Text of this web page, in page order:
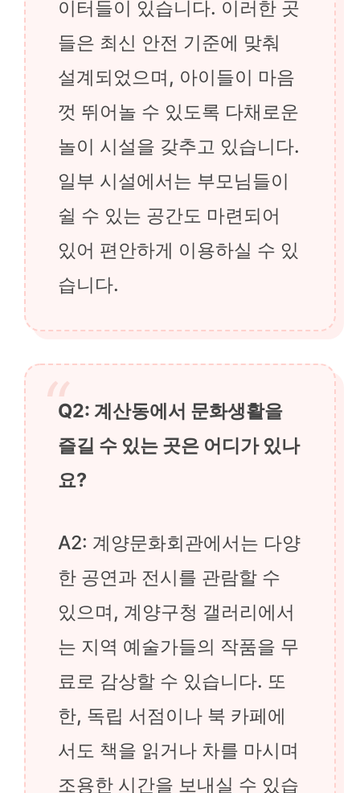
이터들이 있습니다. 이러한 곳
들은 최신 안전 기준에 맞춰
설계되었으며, 아이들이 마음
껏 뛰어놀 수 있도록 다채로운
놀이 시설을 갖추고 있습니다.
일부 시설에서는 부모님들이
쉴 수 있는 공간도 마련되어
있어 편안하게 이용하실 수 있
습니다.
Q2: 계산동에서 문화생활을
즐길 수 있는 곳은 어디가 있나
요?
A2: 계양문화회관에서는 다양
한 공연과 전시를 관람할 수
있으며, 계양구청 갤러리에서
는 지역 예술가들의 작품을 무
료로 감상할 수 있습니다. 또
한, 독립 서점이나 북 카페에
서도 책을 읽거나 차를 마시며
조용한 시간을 보내실 수 있습